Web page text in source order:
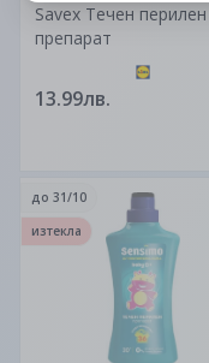
Savex Tечен перилен
препарат
13.99лв.
до 31/10
изтекла